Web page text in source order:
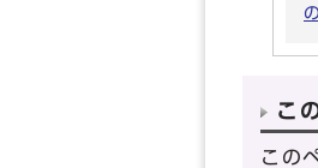
こ
この